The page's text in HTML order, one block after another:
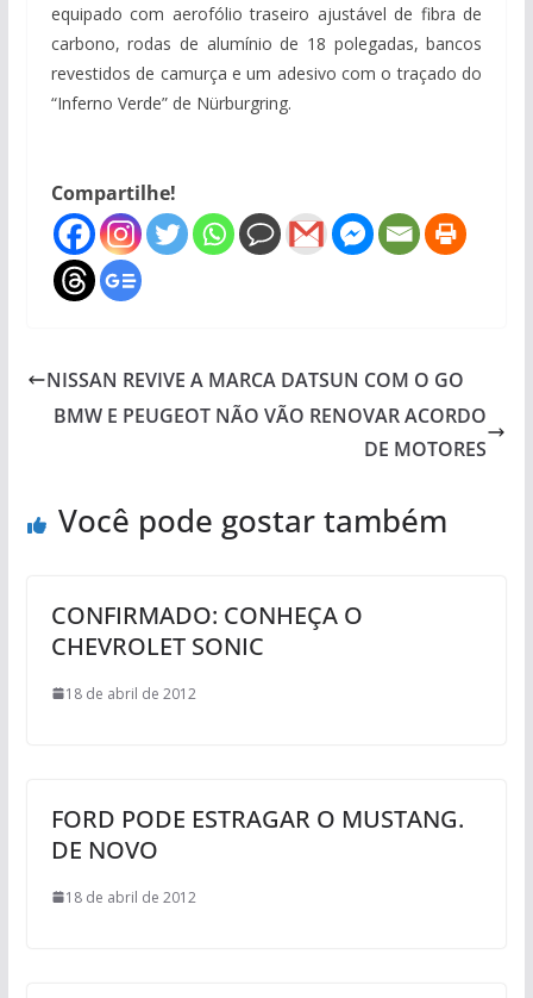
equipado com aerofólio traseiro ajustável de fibra de
carbono, rodas de alumínio de 18 polegadas, bancos
revestidos de camurça e um adesivo com o traçado do
“Inferno Verde” de Nürburgring.
Compartilhe!
NISSAN REVIVE A MARCA DATSUN COM O GO
BMW E PEUGEOT NÃO VÃO RENOVAR ACORDO
DE MOTORES
Você pode gostar também
CONFIRMADO: CONHEÇA O
CHEVROLET SONIC
18 de abril de 2012
FORD PODE ESTRAGAR O MUSTANG.
DE NOVO
18 de abril de 2012